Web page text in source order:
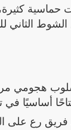
حماسية
الثاني
هجومي
أساسيًا
رع على